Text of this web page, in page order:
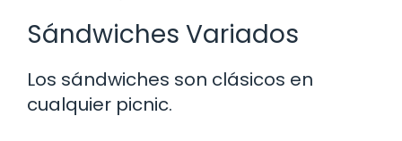
Sándwiches Variados
Los sándwiches son clásicos en
cualquier picnic.